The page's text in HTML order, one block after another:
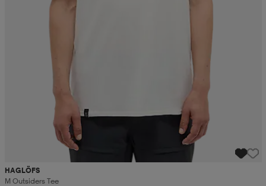
HAGLÖFS
M Outsiders Tee